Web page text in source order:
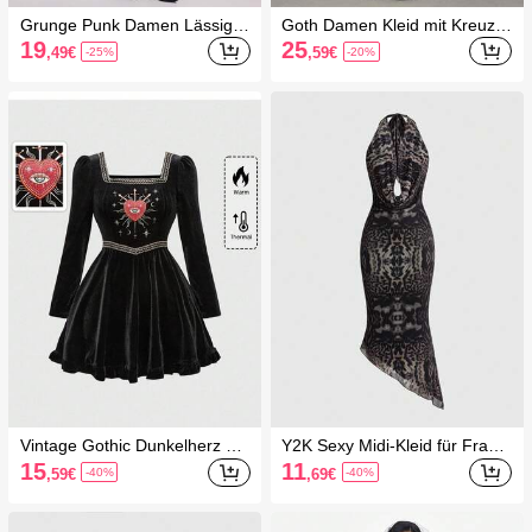
Grunge Punk Damen Lässig ei
nfarbiges Fledermausärmel Kl
eid, Sommer
19,49€ -25%
Vintage Gothic Dunkelherz &
Augen Stickerei Samt Langar
m Kleid, Halloween
15,59€ -40%
Goth Damen Kleid mit Kreuzm
uster, plissiert, lässig für Party
& Reisen
25,59€ -20%
Y2K Sexy Midi-Kleid für Fraue
n mit tiefem Ausschnitt, rücken
freier Passform und Tiermuste
11,69€ -40%